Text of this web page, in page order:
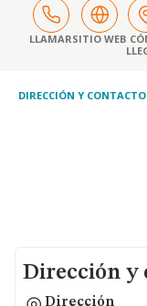
LLAMARSITIO WEB
DIRECCIÓN Y CONTACTO
Dirección y
Dirección